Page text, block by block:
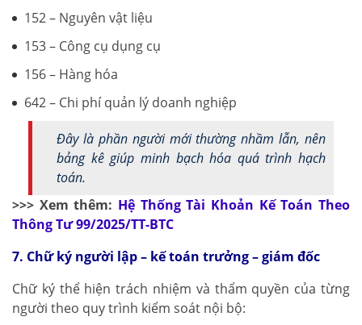
152 – Nguyên vật liệu
153 – Công cụ dụng cụ
156 – Hàng hóa
642 – Chi phí quản lý doanh nghiệp
Đây là phần người mới thường nhầm lẫn, nên
bảng kê giúp minh bạch hóa quá trình hạch
toán.
>>> Xem thêm: Hệ Thống Tài Khoản Kế Toán Theo
Thông Tư 99/2025/TT-BTC
7. Chữ ký người lập – kế toán trưởng – giám đốc
Chữ ký thể hiện trách nhiệm và thẩm quyền của từng
người theo quy trình kiểm soát nội bộ: